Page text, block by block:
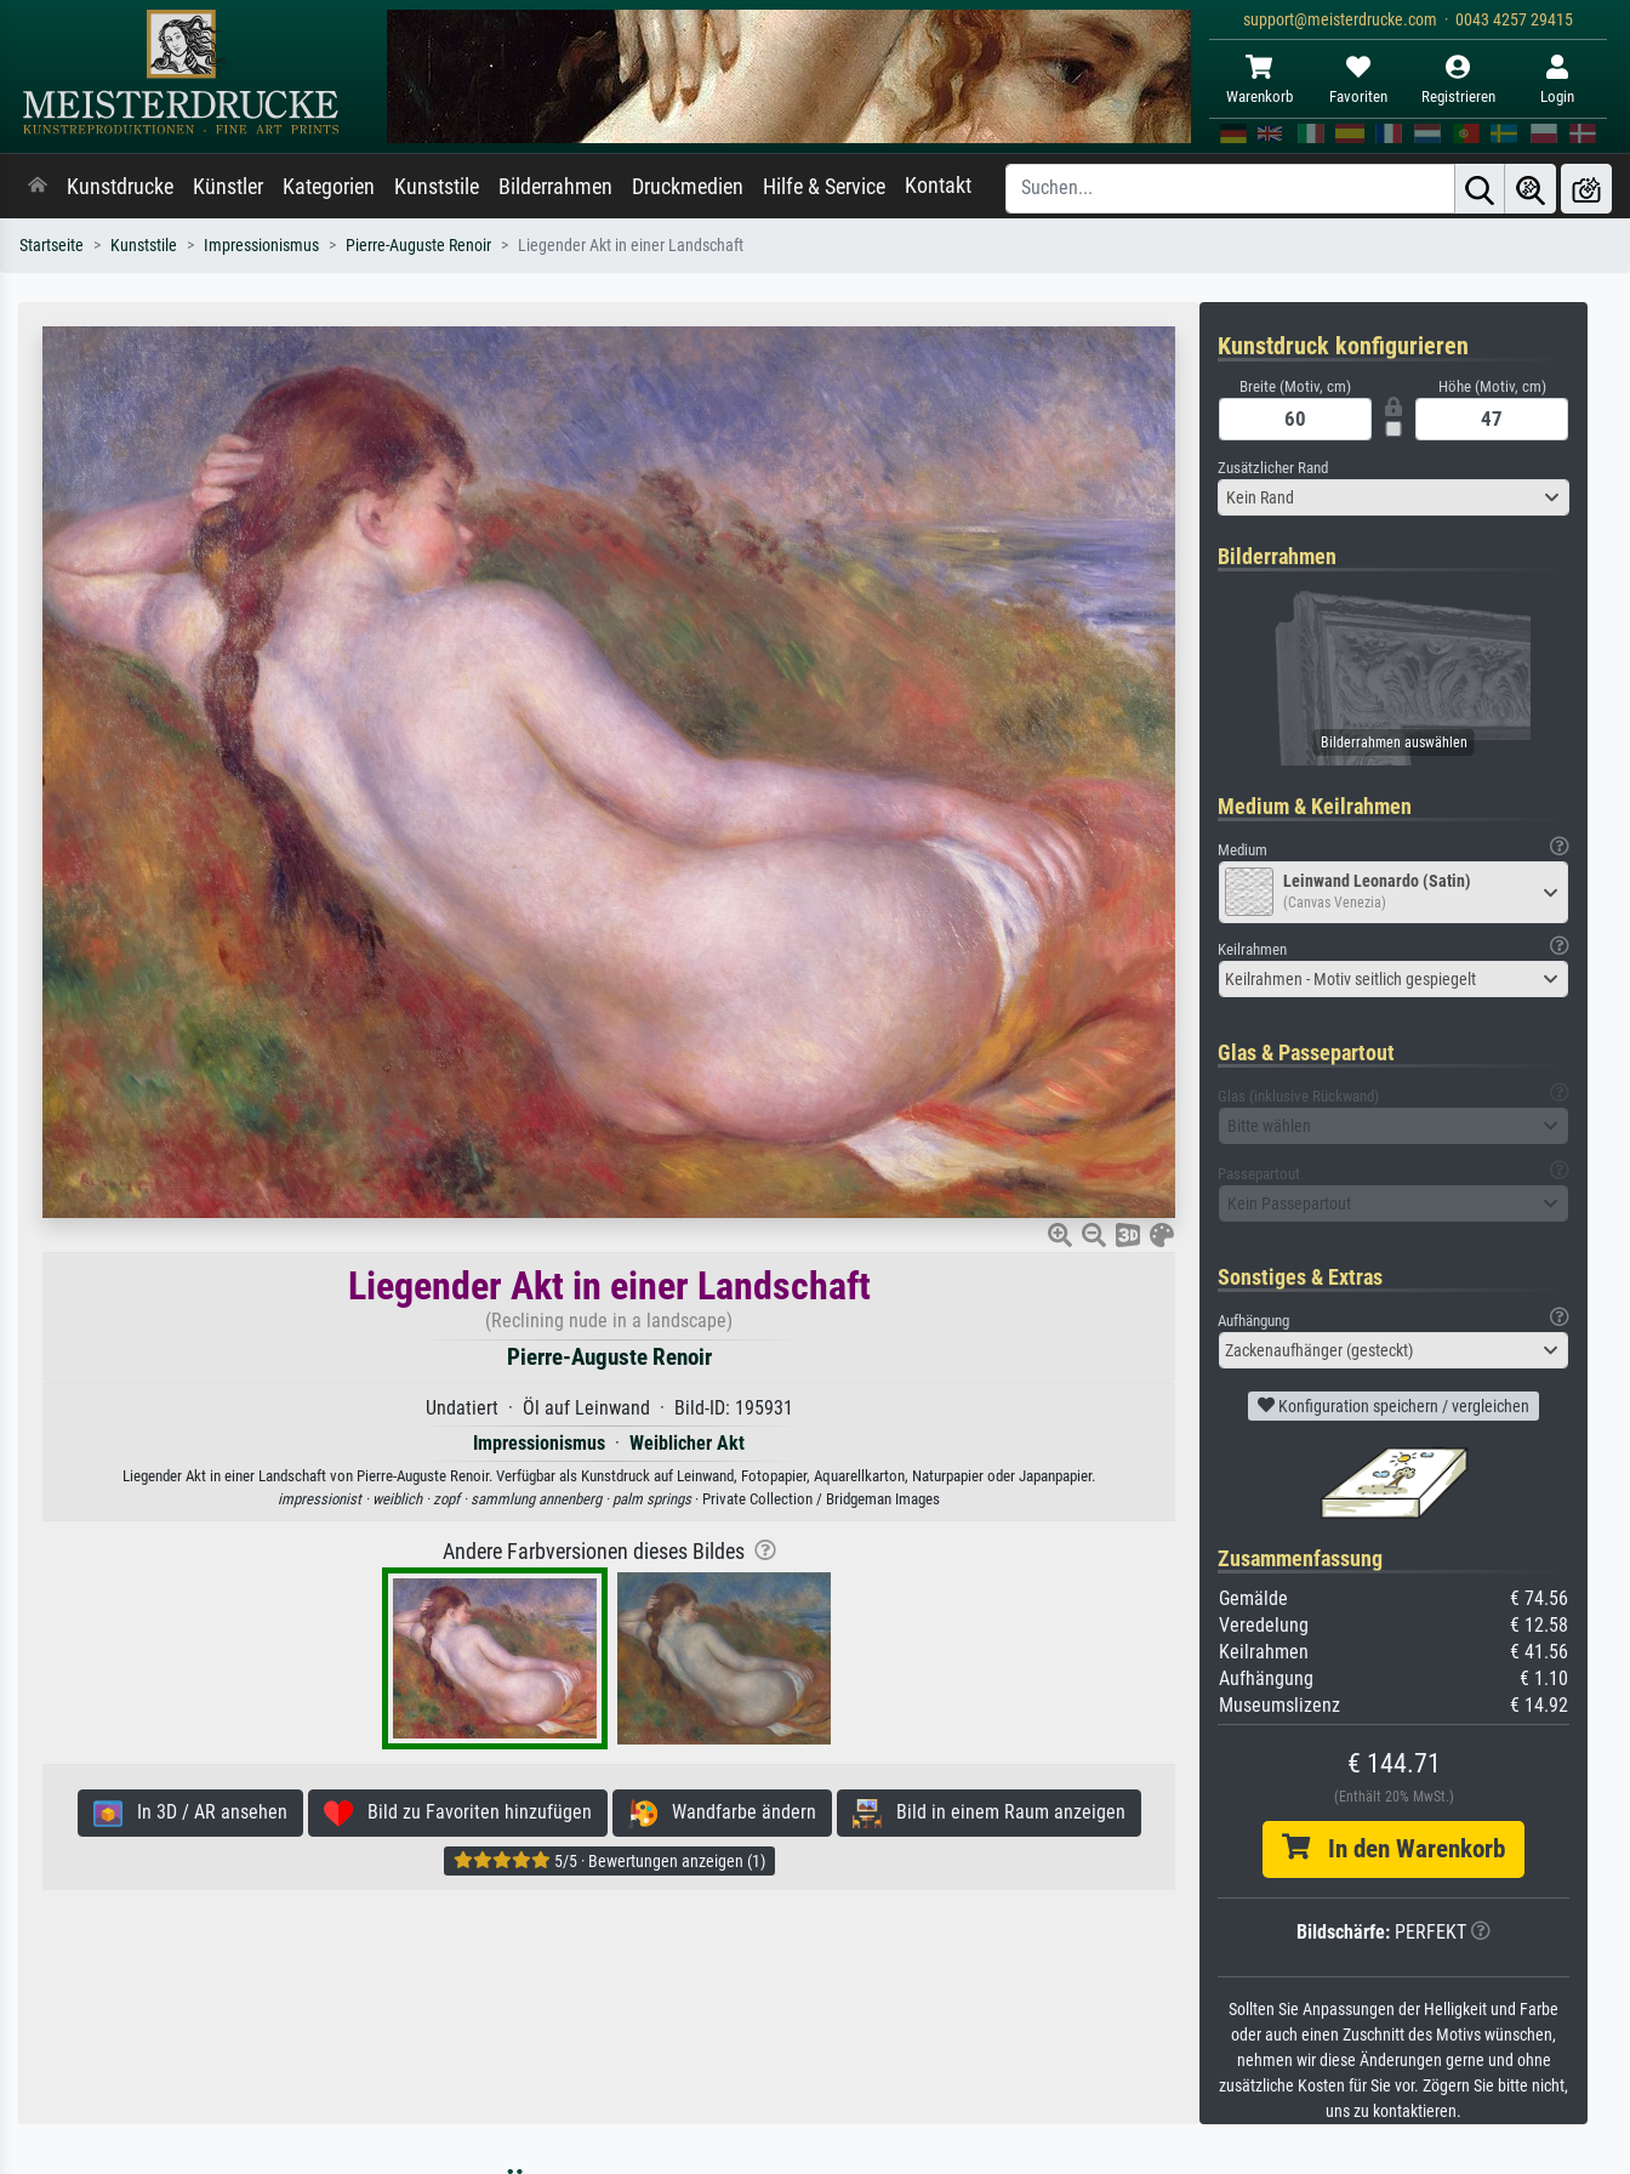
support@meisterdrucke.com · 0043 4257 29415
Warenkorb Favoriten Registrieren Login
Kunstdrucke Künstler Kategorien Kunststile Bilderrahmen Druckmedien Hilfe & Service Kontakt
Startseite Kunststile Impressionismus Pierre-Auguste Renoir Liegender Akt in einer Landschaft
Liegender Akt in einer Landschaft
(Reclining nude in a landscape)
Pierre-Auguste Renoir
Undatiert · Öl auf Leinwand · Bild-ID: 195931
Impressionismus · Weiblicher Akt
Liegender Akt in einer Landschaft von Pierre-Auguste Renoir. Verfügbar als Kunstdruck auf Leinwand, Fotopapier, Aquarellkarton, Naturpapier oder Japanpapier.
impressionist · weiblich ·zopf · sammlung annenberg · palm springs· Private Collection / Bridgeman Images
Andere Farbversionen dieses Bildes
In 3D / AR ansehen Bild zu Favoriten hinzufügen Wandfarbe ändern Bild in einem Raum anzeigen
5/5 · Bewertungen anzeigen (1)
Kunstdruck konfigurieren
Breite (Motiv, cm) Höhe (Motiv, cm)
Zusätzlicher Rand
Kein Rand
Bilderrahmen
Medium & Keilrahmen
Medium
Leinwand Leonardo (Satin)
(Canvas Venezia)
Keilrahmen
Keilrahmen - Motiv seitlich gespiegelt
Glas & Passepartout
Glas (inklusive Rückwand)
Bitte wählen
Passepartout
Kein Passepartout
Sonstiges & Extras
Aufhängung
Zackenaufhänger (gesteckt)
Konfiguration speichern / vergleichen
Zusammenfassung
Gemälde
€ 74.56
Veredelung
€ 12.58
Keilrahmen
€ 41.56
Aufhängung
€ 1.10
Museumslizenz
€ 14.92
€ 144.71
(Enthält 20% MwSt.)
In den Warenkorb
Bildschärfe: PERFEKT
Sollten Sie Anpassungen der Helligkeit und Farbe
oder auch einen Zuschnitt des Motivs wünschen,
nehmen wir diese Änderungen gerne und ohne
zusätzliche Kosten für Sie vor. Zögern Sie bitte nicht,
uns zu kontaktieren.